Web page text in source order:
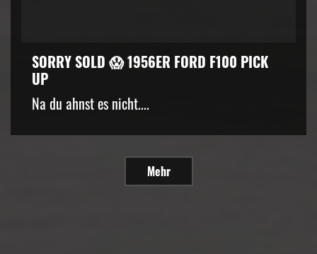
SORRY SOLD 😱 1956ER FORD F100 PICK
UP
Na du ahnst es nicht....
Mehr